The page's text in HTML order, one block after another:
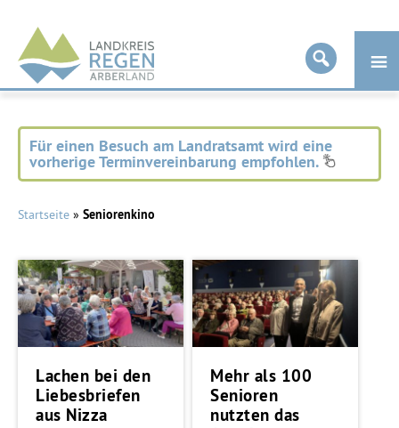
Landkreis
Regen
Für einen Besuch am Landratsamt wird eine
vorherige Terminvereinbarung empfohlen.
Startseite » Seniorenkino
Lachen bei den
Liebesbriefen
aus Nizza
Mehr als 100
Senioren
nutzten das